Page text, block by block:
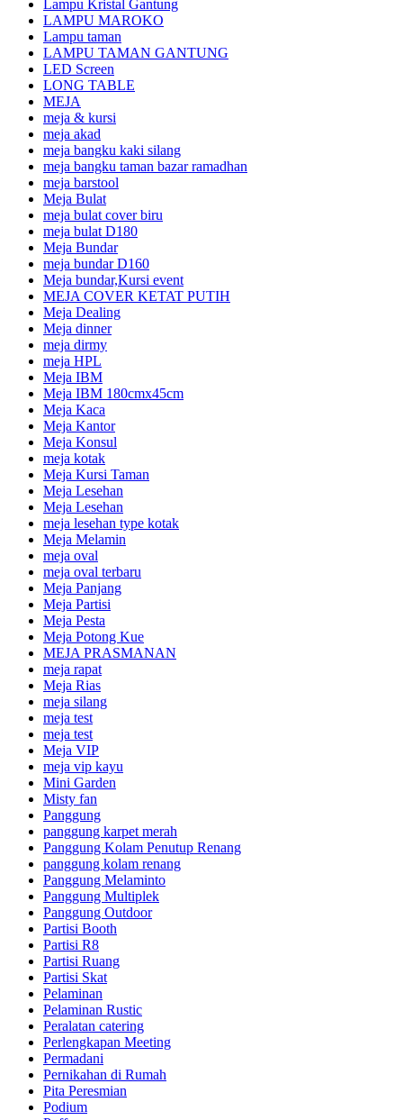
Lampu Kristal Gantung
LAMPU MAROKO
Lampu taman
LAMPU TAMAN GANTUNG
LED Screen
LONG TABLE
MEJA
meja & kursi
meja akad
meja bangku kaki silang
meja bangku taman bazar ramadhan
meja barstool
Meja Bulat
meja bulat cover biru
meja bulat D180
Meja Bundar
meja bundar D160
Meja bundar,Kursi event
MEJA COVER KETAT PUTIH
Meja Dealing
Meja dinner
meja dirmy
meja HPL
Meja IBM
Meja IBM 180cmx45cm
Meja Kaca
Meja Kantor
Meja Konsul
meja kotak
Meja Kursi Taman
Meja Lesehan
Meja Lesehan
meja lesehan type kotak
Meja Melamin
meja oval
meja oval terbaru
Meja Panjang
Meja Partisi
Meja Pesta
Meja Potong Kue
MEJA PRASMANAN
meja rapat
Meja Rias
meja silang
meja test
meja test
Meja VIP
meja vip kayu
Mini Garden
Misty fan
Panggung
panggung karpet merah
Panggung Kolam Penutup Renang
panggung kolam renang
Panggung Melaminto
Panggung Multiplek
Panggung Outdoor
Partisi Booth
Partisi R8
Partisi Ruang
Partisi Skat
Pelaminan
Pelaminan Rustic
Peralatan catering
Perlengkapan Meeting
Permadani
Pernikahan di Rumah
Pita Peresmian
Podium